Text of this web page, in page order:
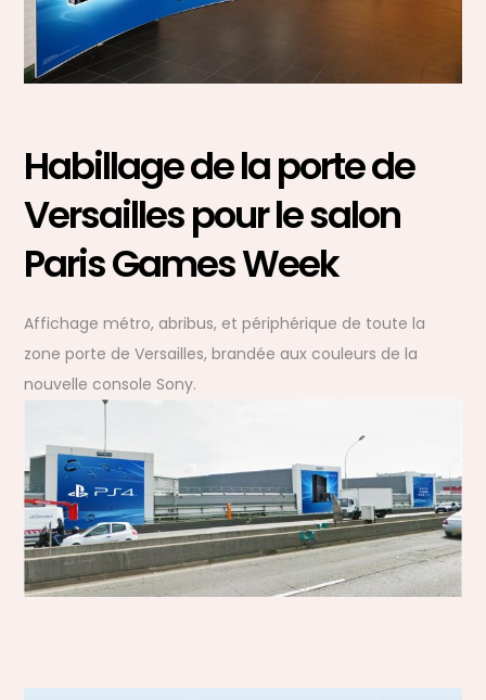
Habillage de la porte de
Versailles pour le salon
Paris Games Week
Affichage métro, abribus, et périphérique de toute la
zone porte de Versailles, brandée aux couleurs de la
nouvelle console Sony.